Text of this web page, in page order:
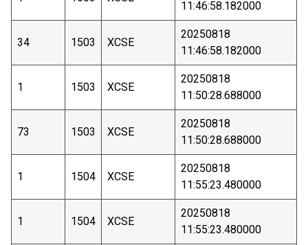
11:46:58.182000
34 1503 XCSE
20250818
11:46:58.182000
1 1503 XCSE
20250818
11:50:28.688000
73 1503 XCSE
20250818
11:50:28.688000
1 1504 XCSE
20250818
11:55:23.480000
1 1504 XCSE
20250818
11:55:23.480000